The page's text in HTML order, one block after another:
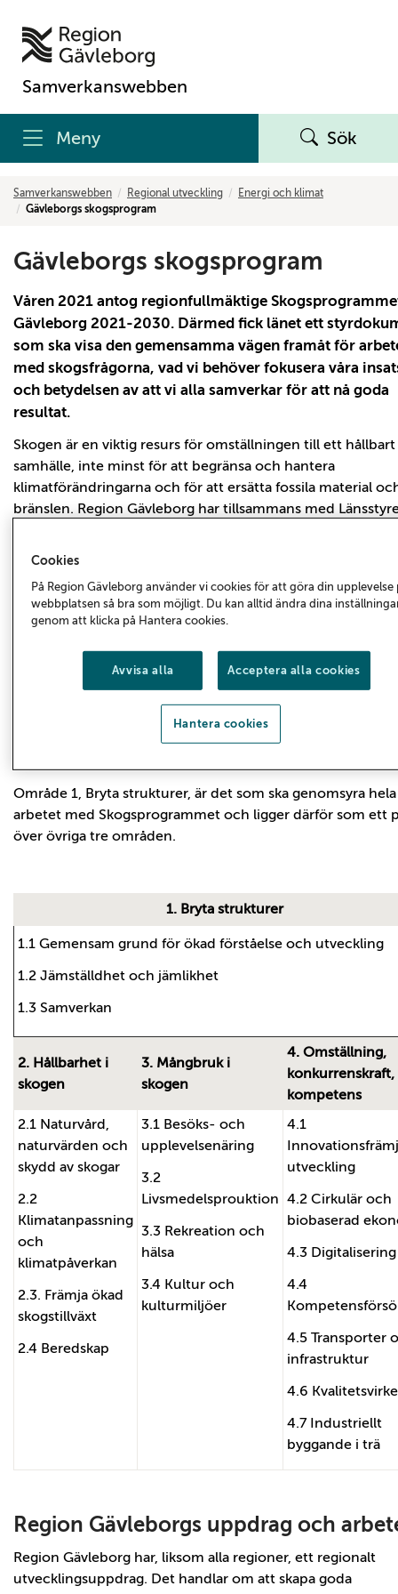
Samverkanswebben
Meny Sök
Samverkanswebben Regional utveckling
Energi och klimat
Gävleborgs skogsprogram
Gävleborgs skogsprogram
Våren 2021 antog regionfullmäktige
Gävleborg 2021-2030. Därmed fick länet ett
som ska visa den gemensamma vägen framåt för
med skogsfrågorna, vad vi behöver fokusera våra
och betydelsen av att vi alla samverkar för att nå goda
resultat.
Skogen är en viktig resurs för omställningen till ett hållbart
samhälle, inte minst för att begränsa och hantera
klimatförändringarna och för att ersätta fossila material
bränslen. Region Gävleborg har tillsammans med
och det har skett i bred samverkan med skogliga aktörer
Det regionala skogsprogrammet har fyra fokusområden:
Hållbarhet i skogen
Mångbruk i skogen
Omställning, konkurrenskraft, kompetens
Till varje fokusområde finns ett antal prioriterade
Område 1, Bryta strukturer, är det som ska genomsyra hela
arbetet med Skogsprogrammet och ligger därför som ett
över övriga tre områden.
1. Bryta strukturer
1.1 Gemensam grund för ökad förståelse och utveckling
1.2 Jämställdhet och jämlikhet
1.3 Samverkan
2. Hållbarhet i
skogen
3. Mångbruk i
skogen
4. Omställning,
konkurrenskraft,
kompetens
2.1 Naturvård,
naturvärden och
skydd av skogar
2.2
Klimatanpassning
och
klimatpåverkan
2.3. Främja ökad
skogstillväxt
2.4 Beredskap
3.1 Besöks- och
upplevelsenäring
3.2
Livsmedelsprouktion
3.3 Rekreation och
hälsa
3.4 Kultur och
kulturmiljöer
4.1
utveckling
4.2 Cirkulär och
biobaserad
4.3 Digitalisering
4.4
4.5 Transporter
infrastruktur
4.6 Kvalitetsvirke
4.7 Industriellt
byggande i trä
Region Gävleborgs uppdrag och
Region Gävleborg har, liksom alla regioner, ett regionalt
utvecklingsuppdrag. Det handlar om att skapa goda
Cookies
På Region Gävleborg använder vi cookies för att göra din upplevelse
webbplatsen så bra som möjligt. Du kan alltid ändra dina
genom att klicka på Hantera cookies.
Avvisa alla Acceptera alla cookies
Hantera cookies